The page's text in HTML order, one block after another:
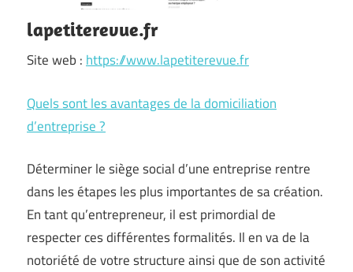
lapetiterevue.fr
Site web :https://www.lapetiterevue.fr
Quels sont les avantages de la domiciliation
d’entreprise ?
Déterminer le siège social d’une entreprise rentre
dans les étapes les plus importantes de sa création.
En tant qu’entrepreneur, il est primordial de
respecter ces différentes formalités. Il en va de la
notoriété de votre structure ainsi que de son activité